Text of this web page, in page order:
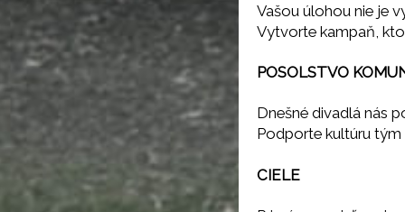
Vašou úlohou nie je
Vytvorte kampaň,
POSOLSTVO
Dnešné divadlá nás
Podporte kultúru
CIELE